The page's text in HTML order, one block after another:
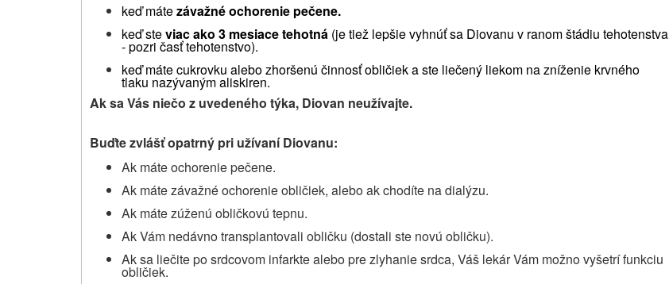
keď mátezávažné ochorenie pečene.
keď steviac ako 3 mesiace tehotná (je tiež lepšie vyhnúť sa Diovanu v ranom štádiu tehotenstva
- pozri časť tehotenstvo).
keď máte cukrovku alebo zhoršenú činnosť obličiek a ste liečený liekom na zníženie krvného
tlaku nazývaným aliskiren.
Ak sa Vás niečo z uvedeného týka, Diovan neužívajte.
Buďte zvlášť opatrný pri užívaní Diovanu:
Ak máte ochorenie pečene.
Ak máte závažné ochorenie obličiek, alebo ak chodíte na dialýzu.
Ak máte zúženú obličkovú tepnu.
Ak Vám nedávno transplantovali obličku (dostali ste novú obličku).
Ak sa liečite po srdcovom infarkte alebo pre zlyhanie srdca, Váš lekár Vám možno vyšetrí funkciu
obličiek.